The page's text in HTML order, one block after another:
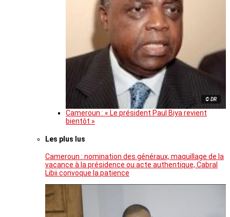
© DR
Cameroun : « Le président Paul Biya revient
bientôt »
Les plus lus
Cameroun : nomination des généraux, maquillage de la
vacance à la présidence ou acte authentique, Cabral
Libii convoque la patience